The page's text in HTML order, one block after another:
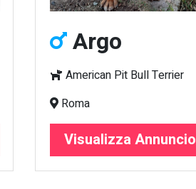
Argo
American Pit Bull Terrier
Roma
Visualizza Annuncio